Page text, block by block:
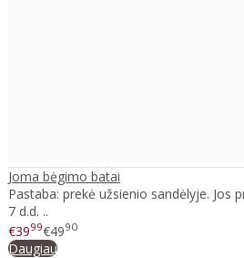
Joma bėgimo batai
Pastaba: prekė užsienio sandėlyje. Jos
7 d.d. ..
€3999€4990
Daugiau